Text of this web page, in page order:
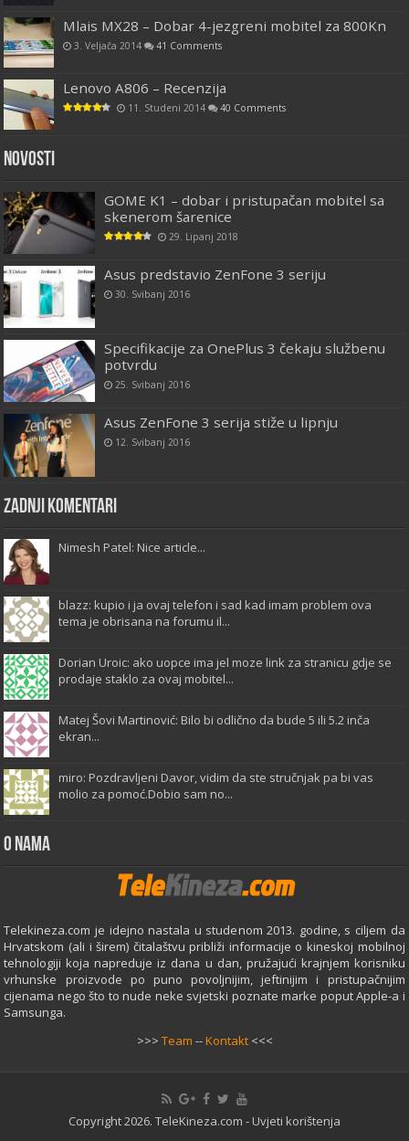
Mlais MX28 – Dobar 4-jezgreni mobitel za 800Kn
3. Veljača 2014 41 Comments
Lenovo A806 – Recenzija
11. Studeni 2014 40 Comments
Novosti
GOME K1 – dobar i pristupačan mobitel sa
skenerom šarenice
29. Lipanj 2018
Asus predstavio ZenFone 3 seriju
30. Svibanj 2016
Specifikacije za OnePlus 3 čekaju službenu
potvrdu
25. Svibanj 2016
Asus ZenFone 3 serija stiže u lipnju
12. Svibanj 2016
Zadnji komentari
Nimesh Patel: Nice article...
blazz: kupio i ja ovaj telefon i sad kad imam problem ova
tema je obrisana na forumu il...
Dorian Uroic: ako uopce ima jel moze link za stranicu gdje se
prodaje staklo za ovaj mobitel...
Matej Šovi Martinović: Bilo bi odlično da bude 5 ili 5.2 inča
ekran...
miro: Pozdravljeni Davor, vidim da ste stručnjak pa bi vas
molio za pomoć.Dobio sam no...
O Nama
Telekineza.com je idejno nastala u studenom 2013. godine, s ciljem da
Hrvatskom (ali i širem) čitalaštvu približi informacije o kineskoj mobilnoj
tehnologiji koja napreduje iz dana u dan, pružajući krajnjem korisniku
vrhunske proizvode po puno povoljnijim, jeftinijim i pristupačnijim
cijenama nego što to nude neke svjetski poznate marke poput Apple-a i
Samsunga.
>>> Team --Kontakt<<<
Copyright 2026. TeleKineza.com - Uvjeti korištenja